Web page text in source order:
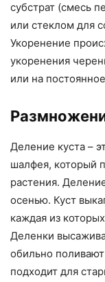
субстрат (смесь
или стеклом для
Укоренение
укоренения
или на
Деление куста –
шалфея, который
растения.
осенью. Куст
каждая из
Деленки
обильно
подходит для